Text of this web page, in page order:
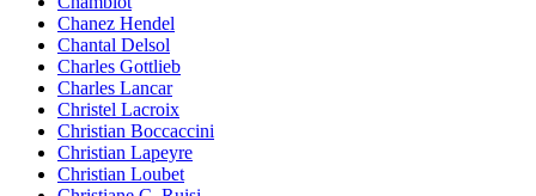
Chanez Hendel
Chantal Delsol
Charles Gottlieb
Charles Lancar
Christel Lacroix
Christian Boccaccini
Christian Lapeyre
Christian Loubet